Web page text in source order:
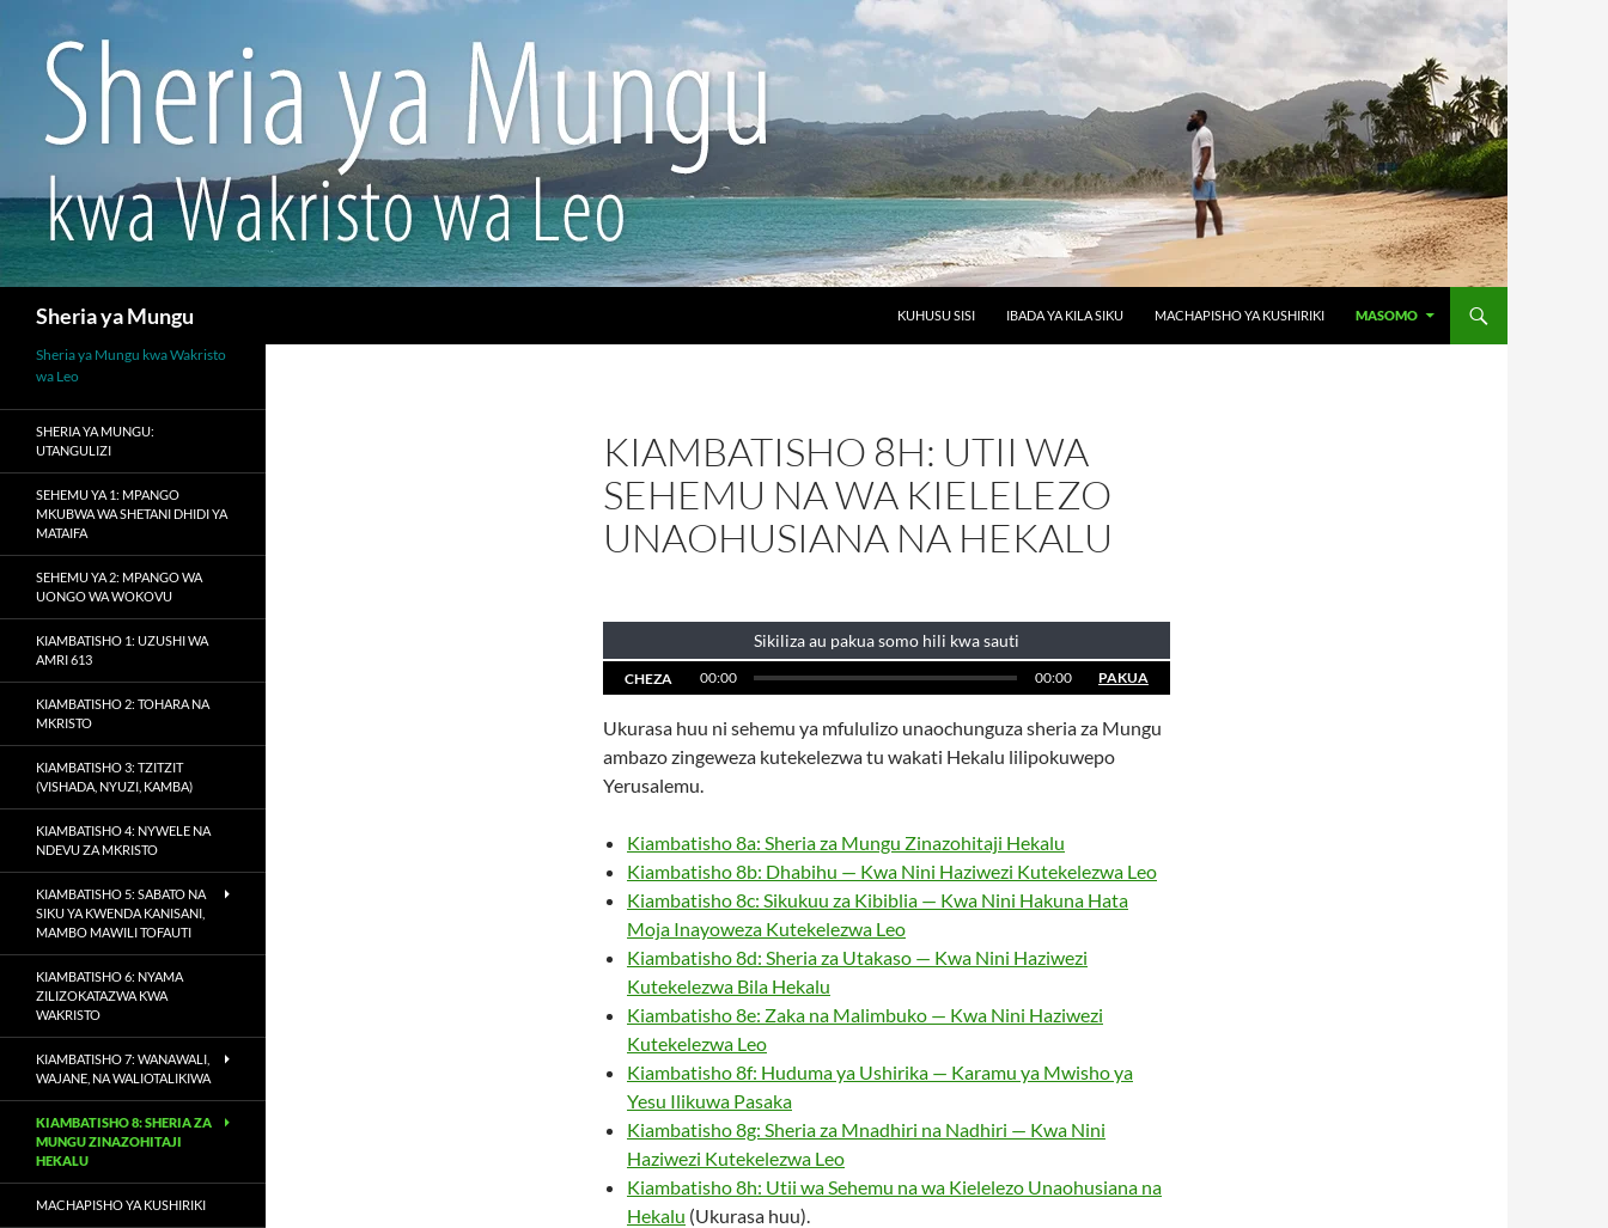
Sheria ya Mungu
KUHUSU SISI
IBADA YA KILA SIKU MACHAPISHO YA KUSHIRIKI MASOMO
KIAMBATISHO 8H: UTII WA
SEHEMU NA WA KIELELEZO
UNAOHUSIANA NA HEKALU
Sikiliza au pakua somo hili kwa sauti
CHEZA 00:00 00:00 PAKUA
Ukurasa huu ni sehemu ya mfululizo unaochunguza sheria za Mungu
ambazo zingeweza kutekelezwa tu wakati Hekalu lilipokuwepo
Yerusalemu.
Kiambatisho 8a: Sheria za Mungu Zinazohitaji Hekalu
Kiambatisho 8b: Dhabihu — Kwa Nini Haziwezi Kutekelezwa Leo
Kiambatisho 8c: Sikukuu za Kibiblia — Kwa Nini Hakuna Hata
Moja Inayoweza Kutekelezwa Leo
Kiambatisho 8d: Sheria za Utakaso — Kwa Nini Haziwezi
Kutekelezwa Bila Hekalu
Kiambatisho 8e: Zaka na Malimbuko — Kwa Nini Haziwezi
Kutekelezwa Leo
Kiambatisho 8f: Huduma ya Ushirika — Karamu ya Mwisho ya
Yesu Ilikuwa Pasaka
Kiambatisho 8g: Sheria za Mnadhiri na Nadhiri — Kwa Nini
Haziwezi Kutekelezwa Leo
Kiambatisho 8h: Utii wa Sehemu na wa Kielelezo Unaohusiana na
Hekalu (Ukurasa huu).
Sheria ya Mungu kwa Wakristo
wa Leo
SHERIA YA MUNGU:
UTANGULIZI
SEHEMU YA 1: MPANGO
MKUBWA WA SHETANI DHIDI YA
MATAIFA
SEHEMU YA 2: MPANGO WA
UONGO WA WOKOVU
KIAMBATISHO 1: UZUSHI WA
AMRI 613
KIAMBATISHO 2: TOHARA NA
MKRISTO
KIAMBATISHO 3: TZITZIT
(VISHADA, NYUZI, KAMBA)
KIAMBATISHO 4: NYWELE NA
NDEVU ZA MKRISTO
KIAMBATISHO 5: SABATO NA
SIKU YA KWENDA KANISANI,
MAMBO MAWILI TOFAUTI
KIAMBATISHO 6: NYAMA
ZILIZOKATAZWA KWA
WAKRISTO
KIAMBATISHO 7: WANAWALI,
WAJANE, NA WALIOTALIKIWA
KIAMBATISHO 8: SHERIA ZA
MUNGU ZINAZOHITAJI
HEKALU
MACHAPISHO YA KUSHIRIKI